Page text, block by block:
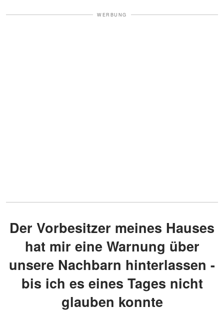
WERBUNG
Der Vorbesitzer meines Hauses
hat mir eine Warnung über
unsere Nachbarn hinterlassen -
bis ich es eines Tages nicht
glauben konnte